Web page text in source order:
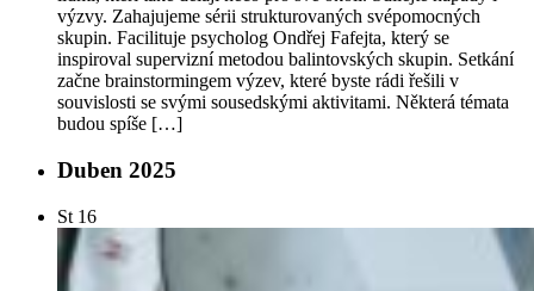
výzvy. Zahajujeme sérii strukturovaných svépomocných
skupin. Facilituje psycholog Ondřej Fafejta, který se
inspiroval supervizní metodou balintovských skupin. Setkání
začne brainstormingem výzev, které byste rádi řešili v
souvislosti se svými sousedskými aktivitami. Některá témata
budou spíše […]
Duben 2025
St 16